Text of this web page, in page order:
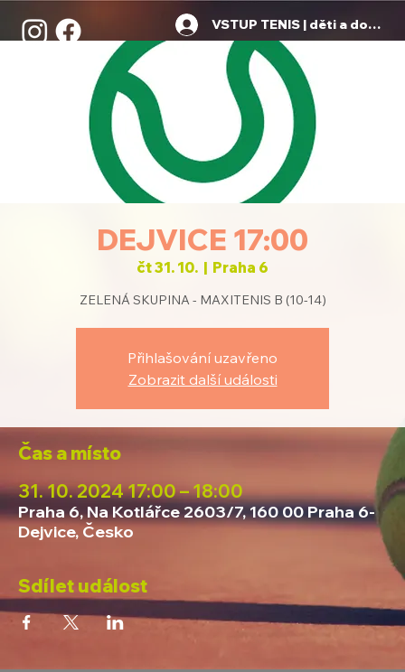
VSTUP TENIS | děti a dospělí
DEJVICE 17:00
čt 31. 10.
  |
Praha 6
ZELENÁ SKUPINA - MAXITENIS B (10-14)
Přihlašování uzavřeno
Zobrazit další události
Čas a místo
31. 10. 2024 17:00 – 18:00
Praha 6, Na Kotlářce 2603/7, 160 00 Praha 6-
Dejvice, Česko
Sdílet událost